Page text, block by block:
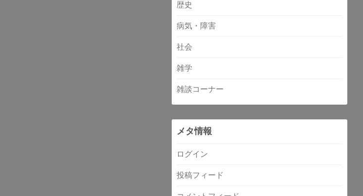
歴史
病気・障害
社会
雑学
雑談コーナー
メタ情報
ログイン
投稿フィード